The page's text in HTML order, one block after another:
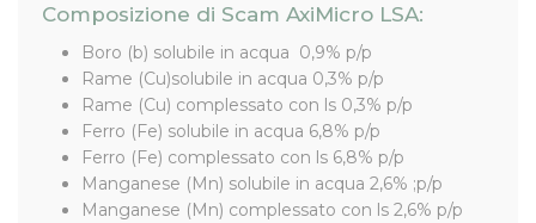
Composizione di Scam AxiMicro LSA:
Boro (b) solubile in acqua 0,9% p/p
Rame (Cu)solubile in acqua 0,3% p/p
Rame (Cu) complessato con ls 0,3% p/p
Ferro (Fe) solubile in acqua 6,8% p/p
Ferro (Fe) complessato con ls 6,8% p/p
Manganese (Mn) solubile in acqua 2,6% ;p/p
Manganese (Mn) complessato con ls 2,6% p/p